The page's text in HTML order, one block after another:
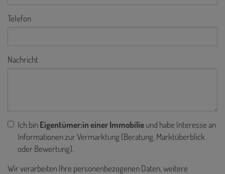
Telefon
Nachricht
Ich binEigentümer:in einer Immobilieund habe Interesse an
Informationen zur Vermarktung (Beratung, Marktüberblick
oder Bewertung).
Wir verarbeiten Ihre personenbezogenen Daten, weitere